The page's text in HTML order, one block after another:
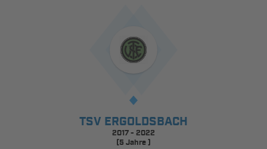
TSV ERGOLDSBACH
2017 - 2022
(5 Jahre )